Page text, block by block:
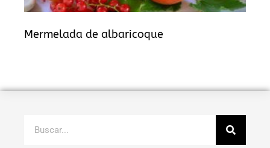
Mermelada de albaricoque